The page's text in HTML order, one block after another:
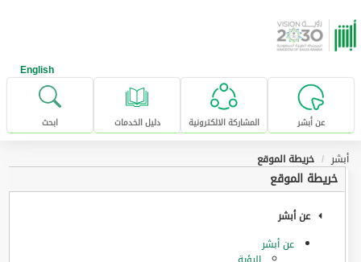
تخطى للإنتقال إلى المحتوى الرئيسي
English
عن أبشر المشاركة الالكترونية دليل الخدمات ابحث
أبشر خريطة الموقع
خريطة الموقع
عن أبشر
عن أبشر